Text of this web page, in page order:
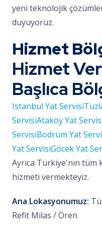
yeni teknolojik
duyuyoruz.
Hizmet
Hizmet
Başlıca
Istanbul Yat Servisi
ServisiAtaköy Yat
ServisiBodrum Yat
Yat ServisiGöcek Yat
Ayrıca Türkiye'nin tüm
hizmeti vermekteyiz.
Ana Lokasyonumuz:
Refit Milas / Ören